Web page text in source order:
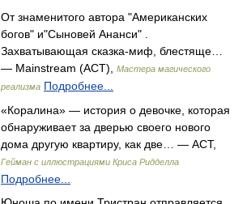
От знаменитого автора "Американских
богов" и"Сыновей Ананси" .
Захватывающая сказка-миф, блестяще…
— Mainstream (АСТ),
Мастера магического
реализма Подробнее...
«Коралина» — история о девочке, которая
обнаруживает за дверью своего нового
дома другую квартиру, как две… — АСТ,
Гейман с иллюстрациями Криса Ридделла
Подробнее...